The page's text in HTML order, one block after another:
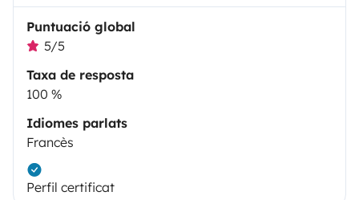
Puntuació global
5/5
Taxa de resposta
100 %
Idiomes parlats
Francès
Perfil certificat